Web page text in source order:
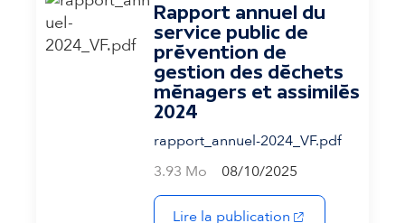
Rapport annuel du
service public de
prévention de
gestion des déchets
ménagers et assimilés
2024
rapport_annuel-2024_VF.pdf
3.93 Mo
08/10/2025
Lire la publication (s'ouvre dans